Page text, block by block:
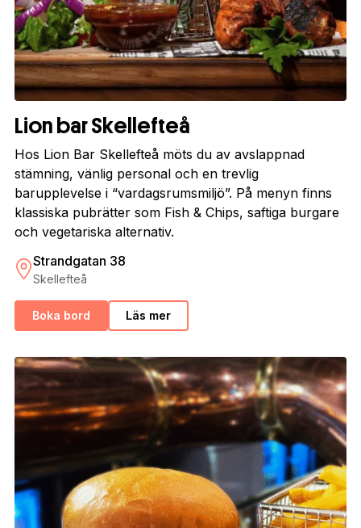
Lion bar Skellefteå
Hos Lion Bar Skellefteå möts du av avslappnad
stämning, vänlig personal och en trevlig
barupplevelse i “vardagsrumsmiljö”. På menyn finns
klassiska pubrätter som Fish & Chips, saftiga burgare
och vegetariska alternativ.
Strandgatan 38
Skellefteå
Boka bord Läs mer